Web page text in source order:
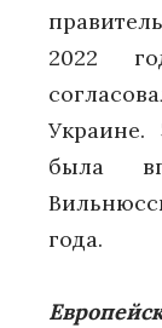
2022
Украине.
была
года.